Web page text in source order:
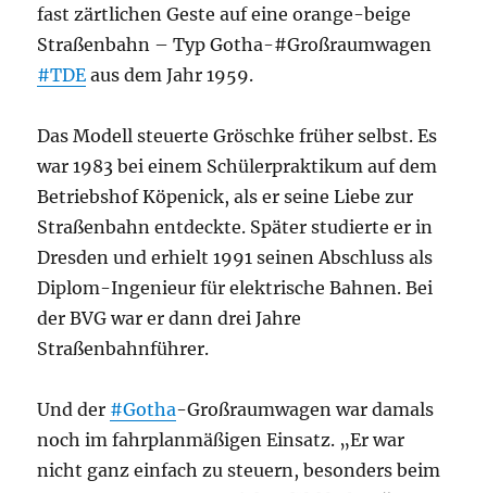
fast zärtlichen Geste auf eine orange-beige
Straßenbahn – Typ Gotha-#Großraumwagen
#TDE aus dem Jahr 1959.
Das Modell steuerte Gröschke früher selbst. Es
war 1983 bei einem Schülerpraktikum auf dem
Betriebshof Köpenick, als er seine Liebe zur
Straßenbahn entdeckte. Später studierte er in
Dresden und erhielt 1991 seinen Abschluss als
Diplom-Ingenieur für elektrische Bahnen. Bei
der BVG war er dann drei Jahre
Straßenbahnführer.
Und der #Gotha-Großraumwagen war damals
noch im fahrplanmäßigen Einsatz. „Er war
nicht ganz einfach zu steuern, besonders beim